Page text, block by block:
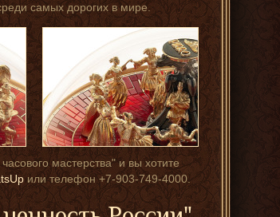
самых дорогих в мире.
мастерства" и вы хотите
или телефон +7-903-749-4000.